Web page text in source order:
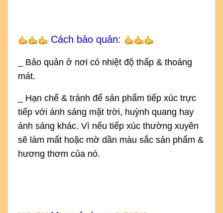
Cách bảo quản:
_ Bảo quản ở nơi có nhiệt độ thấp & thoáng
mát.
_ Hạn chế & tránh để sản phẩm tiếp xúc trực
tiếp với ánh sáng mặt trời, huỳnh quang hay
ánh sáng khác. Vì nếu tiếp xúc thường xuyên
sẽ làm mất hoặc mờ dần màu sắc sản phẩm &
hương thơm của nó.